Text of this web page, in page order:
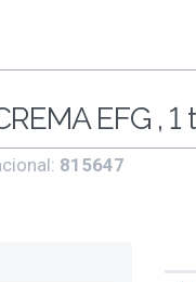
EFG ,
815647